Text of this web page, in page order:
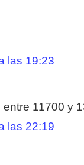
las 19:23
11700 y
las 22:19